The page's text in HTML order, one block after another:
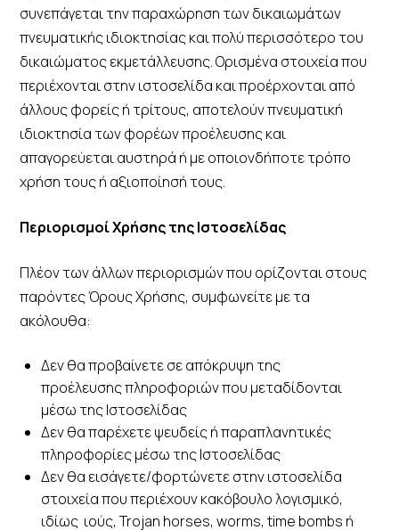
συνεπάγεται την παραχώρηση των δικαιωμάτων
πνευματικής ιδιοκτησίας και πολύ περισσότερο του
δικαιώματος εκμετάλλευσης. Ορισμένα στοιχεία που
περιέχονται στην ιστοσελίδα και προέρχονται από
άλλους φορείς ή τρίτους, αποτελούν πνευματική
ιδιοκτησία των φορέων προέλευσης και
απαγορεύεται αυστηρά ή με οποιονδήποτε τρόπο
χρήση τους ή αξιοποίησή τους.
Περιορισμοί Χρήσης της Ιστοσελίδας
Πλέον των άλλων περιορισμών που ορίζονται στους
παρόντες Όρους Χρήσης, συμφωνείτε με τα
ακόλουθα:
Δεν θα προβαίνετε σε απόκρυψη της
προέλευσης πληροφοριών που μεταδίδονται
μέσω της Ιστοσελίδας
Δεν θα παρέχετε ψευδείς ή παραπλανητικές
πληροφορίες μέσω της Ιστοσελίδας
Δεν θα εισάγετε/φορτώνετε στην ιστοσελίδα
στοιχεία που περιέχουν κακόβουλο λογισμικό,
ιδίως ιούς, Trojan horses, worms, time bombs ή